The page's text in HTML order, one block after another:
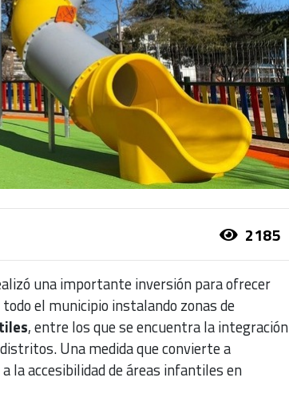
2185
una importante inversión para ofrecer
el municipio instalando zonas de
, entre los que se encuentra la integración
Una medida que convierte a
la accesibilidad de áreas infantiles en